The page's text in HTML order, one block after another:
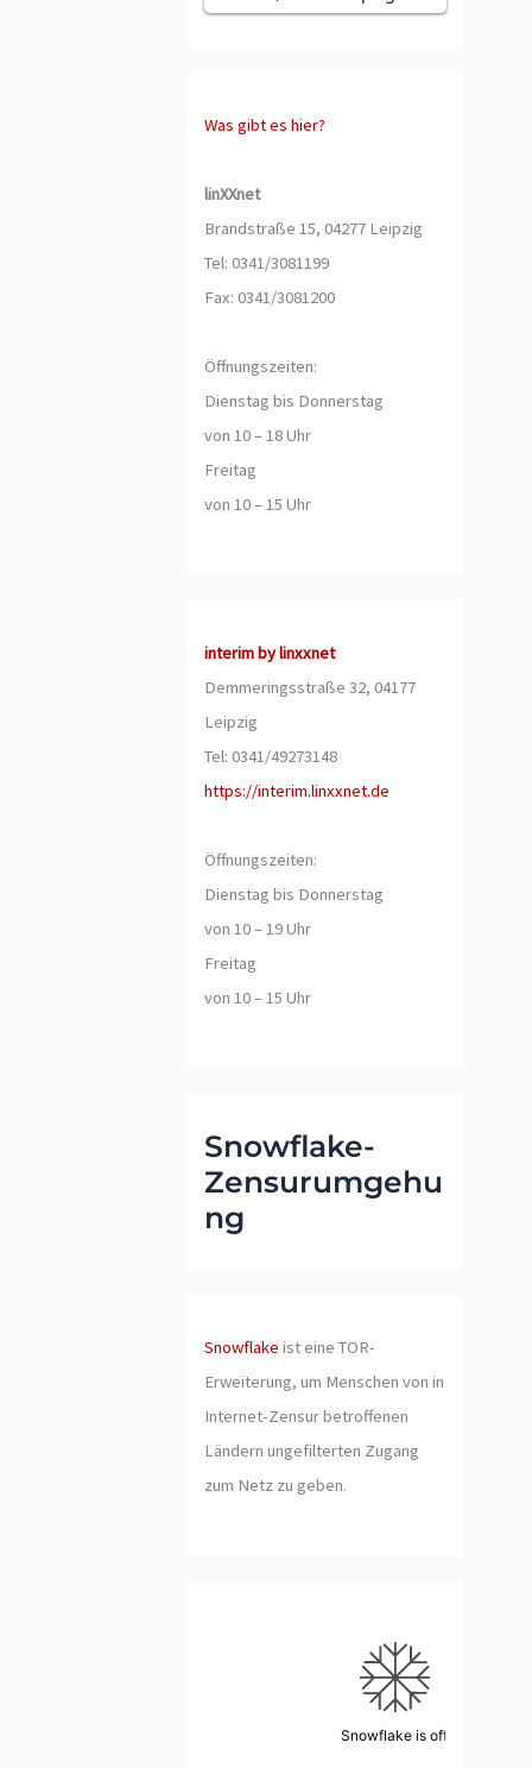
Was gibt es hier?
linXXnet
Brandstraße 15, 04277 Leipzig
Tel: 0341/3081199
Fax: 0341/3081200
Öffnungszeiten:
Dienstag bis Donnerstag
von 10 – 18 Uhr
Freitag
von 10 – 15 Uhr
interim by linxxnet
Demmeringsstraße 32, 04177
Leipzig
Tel: 0341/49273148
https://interim.linxxnet.de
Öffnungszeiten:
Dienstag bis Donnerstag
von 10 – 19 Uhr
Freitag
von 10 – 15 Uhr
Snowflake-
Zensurumgehu
ng
Snowflake ist eine TOR-
Erweiterung, um Menschen von in
Internet-Zensur betroffenen
Ländern ungefilterten Zugang
zum Netz zu geben.